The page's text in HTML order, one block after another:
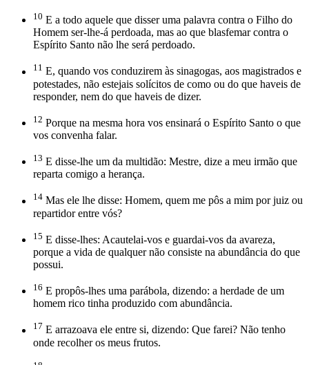
10 E a todo aquele que disser uma palavra contra o Filho do
Homem ser-lhe-á perdoada, mas ao que blasfemar contra o
Espírito Santo não lhe será perdoado.
11 E, quando vos conduzirem às sinagogas, aos magistrados e
potestades, não estejais solícitos de como ou do que haveis de
responder, nem do que haveis de dizer.
12 Porque na mesma hora vos ensinará o Espírito Santo o que
vos convenha falar.
13 E disse-lhe um da multidão: Mestre, dize a meu irmão que
reparta comigo a herança.
14 Mas ele lhe disse: Homem, quem me pôs a mim por juiz ou
repartidor entre vós?
15 E disse-lhes: Acautelai-vos e guardai-vos da avareza,
porque a vida de qualquer não consiste na abundância do que
possui.
16 E propôs-lhes uma parábola, dizendo: a herdade de um
homem rico tinha produzido com abundância.
17 E arrazoava ele entre si, dizendo: Que farei? Não tenho
onde recolher os meus frutos.